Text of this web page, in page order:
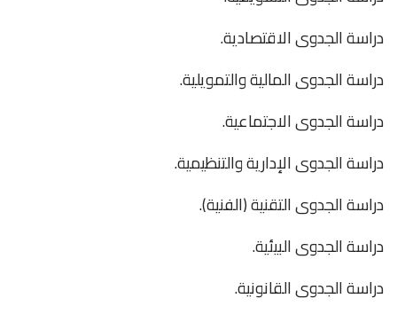
دراسة الجدوى الاقتصادية.
دراسة الجدوى المالية والتمويلية.
دراسة الجدوى الاجتماعية.
دراسة الجدوى الإدارية والتنظيمية.
دراسة الجدوى التقنية (الفنية).
دراسة الجدوى البيئية.
دراسة الجدوى القانونية.